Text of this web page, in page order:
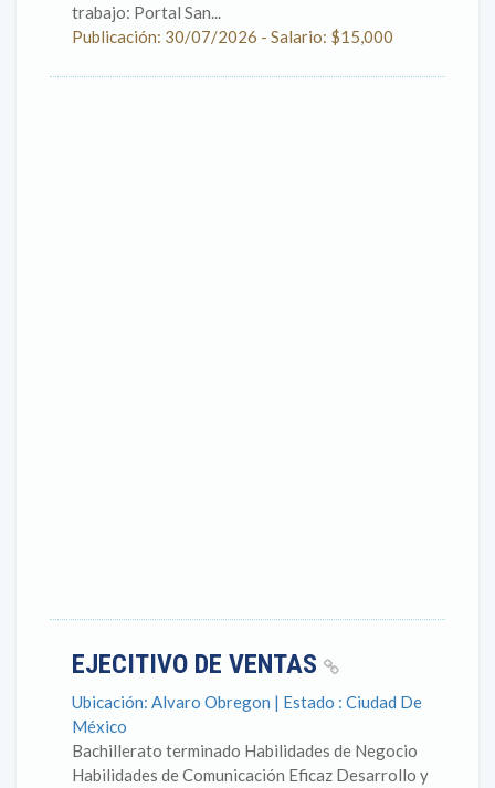
trabajo: Portal San...
Publicación: 30/07/2026 - Salario: $15,000
EJECITIVO DE VENTAS
Ubicación: Alvaro Obregon | Estado : Ciudad De
México
Bachillerato terminado Habilidades de Negocio
Habilidades de Comunicación Eficaz Desarrollo y